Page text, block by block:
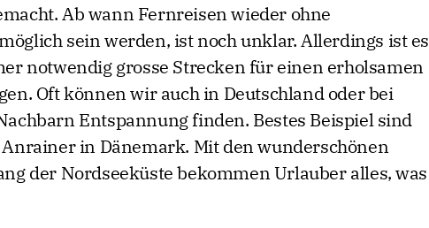
Ab wann Fernreisen wieder ohne
sein werden, ist noch unklar. Allerdings ist es
notwendig grosse Strecken für einen erholsamen
Oft können wir auch in Deutschland oder bei
Entspannung finden. Bestes Beispiel sind
in Dänemark. Mit den wunderschönen
der Nordseeküste bekommen Urlauber alles, was